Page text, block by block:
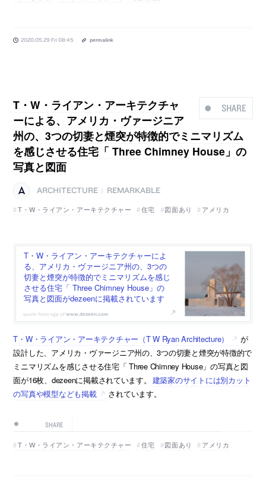
2020.05.29 Fri 08:45 permalink
SHARE
T・W・ライアン・アーキテクチャ
ーによる、アメリカ・ヴァージニア
州の、3つの切妻と煙突が特徴的でミニマリズム
を感じさせる住宅「 Three Chimney House」の
写真と図面
ARCHITECTURE
REMARKABLE
T・W・ライアン・アーキテクチャー
住宅 図面あり アメリカ
T・W・ライアン・アーキテクチャーによ
る、アメリカ・ヴァージニア州の、3つの
切妻と煙突が特徴的でミニマリズムを感じ
させる住宅「 Three Chimney House」の
写真と図面がdezeenに掲載されています
www.dezeen.com
T・W・ライアン・アーキテクチャー（T W Ryan Architecture）
が
設計した、アメリカ・ヴァージニア州の、3つの切妻と煙突が特徴的で
ミニマリズムを感じさせる住宅「 Three Chimney House」の写真と図
面が16枚、dezeenに掲載されています。 建築家のサイトには別カット
の写真や模型なども掲載
されています。
SHARE
T・W・ライアン・アーキテクチャー 住宅 図面あり アメリカ